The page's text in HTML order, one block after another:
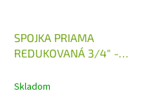
SPOJKA PRIAMA
REDUKOVANÁ 3/4" -
Skladom